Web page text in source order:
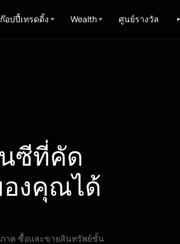
ก๊อปปี้เทรดดิ้ง Wealth ศูนย์รางวัล
ซีที่คัด
งคุณได้
าค ซื้อและขายสินทรัพย์ชั้น